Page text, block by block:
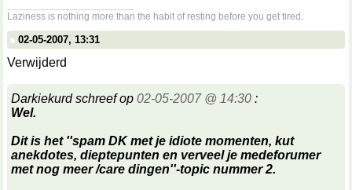
Laziness is nothing more than the habit of resting before you get tired.
02-05-2007, 13:31
Verwijderd
Darkiekurd schreef op 02-05-2007 @ 14:30 :
Wel.
Dit is het ''spam DK met je idiote momenten, kut
anekdotes, dieptepunten en verveel je medeforumer
met nog meer /care dingen''-topic nummer 2.